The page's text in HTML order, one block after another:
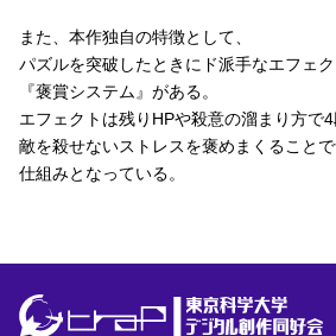
また、本作独自の特徴として、
パズルを突破したときにド派手なエフェ
『褒賞システム』がある。
エフェクトは残りHPや殺意の溜まり方で4
敵を殺せないストレスを褒めまくること
仕組みとなっている。